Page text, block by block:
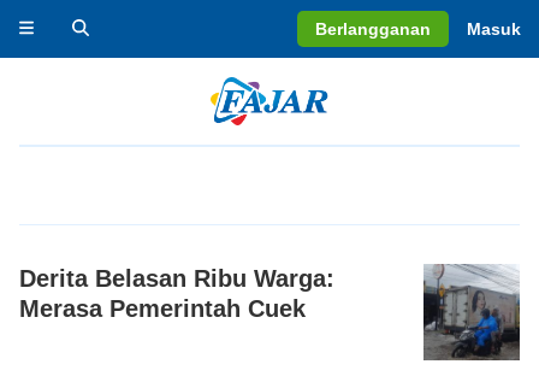
Berlangganan Masuk
Derita Belasan Ribu Warga:
Merasa Pemerintah Cuek